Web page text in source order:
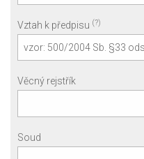
Vztah k předpisu (?)
Věcný rejstřík
Soud